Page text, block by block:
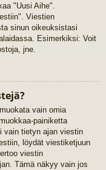
"Uusi Aihe".
Viestien
sinun oikeuksistasi
Esimerkiksi: Voit
jne.
vain omia
painiketta
vain tietyn ajan viestin
löydät viestiketjuun
viestin
Tämä näkyy vain jos